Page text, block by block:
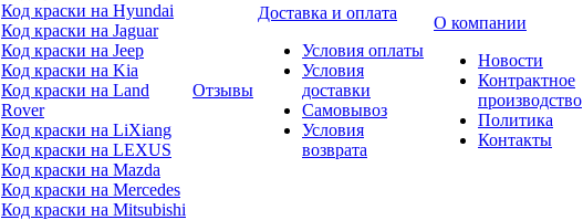
Код краски на Hyundai
Код краски на Jaguar
Код краски на Jeep
Код краски на Kia
Код краски на Land
Rover
Код краски на LiXiang
Код краски на LEXUS
Код краски на Mazda
Код краски на Mercedes
Код краски на Mitsubishi
Отзывы
Доставка и оплата
Условия оплаты
Условия
доставки
Самовывоз
Условия
возврата
О компании
Новости
Контрактное
производство
Политика
Контакты